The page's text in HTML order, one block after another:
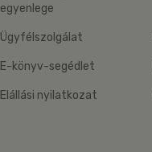
egyenlege
Ügyfélszolgálat
E-könyv-segédlet
Elállási nyilatkozat